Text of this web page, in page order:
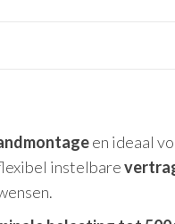
en ideaal
instelbare